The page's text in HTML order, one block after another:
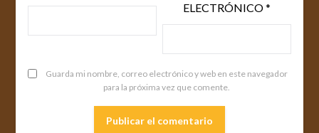
ELECTRÓNICO*
Guarda mi nombre, correo electrónico y web en este navegador
para la próxima vez que comente.